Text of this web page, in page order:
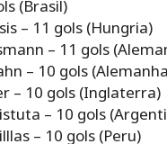
(Brasil)
– 11 gols (Hungria)
– 11 gols
– 10 gols
– 10 gols (Inglaterra)
– 10 gols
– 10 gols (Peru)